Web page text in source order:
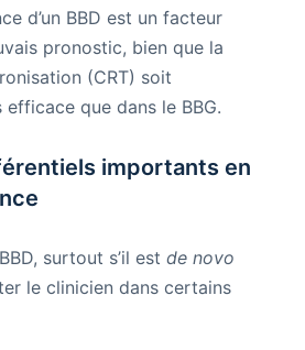
d’un BBD est un facteur
pronostic, bien que la
(CRT) soit
que dans le BBG.
importants en
surtout s’il est de novo
le clinicien dans certains